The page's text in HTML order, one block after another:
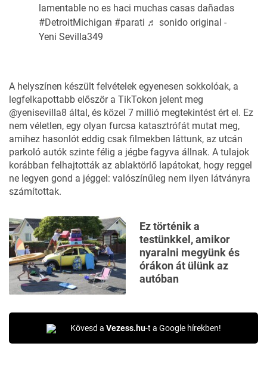
lamentable no es haci muchas casas dañadas
#DetroitMichigan #parati ♬ sonido original -
Yeni Sevilla349
A helyszínen készült felvételek egyenesen sokkolóak, a
legfelkapottabb először a TikTokon jelent meg
@yenisevilla8 által, és közel 7 millió megtekintést ért el. Ez
nem véletlen, egy olyan furcsa katasztrófát mutat meg,
amihez hasonlót eddig csak filmekben láttunk, az utcán
parkoló autók szinte félig a jégbe fagyva állnak. A tulajok
korábban felhajtották az ablaktörlő lapátokat, hogy reggel
ne legyen gond a jéggel: valószínűleg nem ilyen látványra
számítottak.
Ez történik a
testünkkel, amikor
nyaralni megyünk és
órákon át ülünk az
autóban
Kövesd a Vezess.hu-t a Google hírekben!